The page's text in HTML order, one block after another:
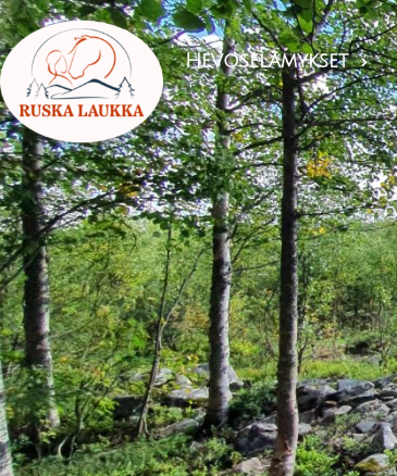
Hevoselämykset 